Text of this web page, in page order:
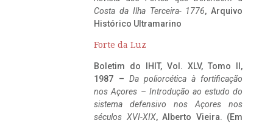
Costa da Ilha Terceira- 1776, Arquivo
Histórico Ultramarino
Forte da Luz
Boletim do IHIT, Vol. XLV, Tomo II,
1987 – Da poliorcética à fortificação
nos Açores – Introdução ao estudo do
sistema defensivo nos Açores nos
séculos XVI-XIX, Alberto Vieira. (Em